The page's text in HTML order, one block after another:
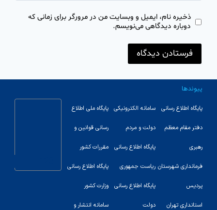
ذخیره نام، ایمیل و وبسایت من در مرورگر برای زمانی که
دوباره دیدگاهی می‌نویسم.
پیوندها
پایگاه اطلاع رسانی
دفتر مقام معظم
رهبری
فرمانداری شهرستان
پردیس
استانداری تهران
سامانه الکترونیکی
دولت و مردم
پایگاه اطلاع رسانی
ریاست جمهوری
پایگاه اطلاع رسانی
دولت
پایگاه ملی اطلاع
رسانی قوانین و
مقررات کشور
پایگاه اطلاع رسانی
وزارت کشور
سامانه انتشار و